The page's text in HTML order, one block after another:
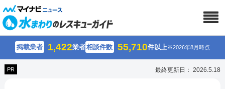
掲載業者 1,422業者相談件数 55,710件以上※2026年8月時点
PR 最終更新日： 2026.5.18